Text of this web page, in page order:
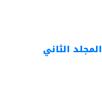
الثاني